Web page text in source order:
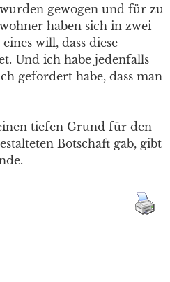
gewogen und für zu
haben sich in zwei
will, dass diese
Und ich habe jedenfalls
gefordert habe, dass man
tiefen Grund für den
Botschaft gab, gibt